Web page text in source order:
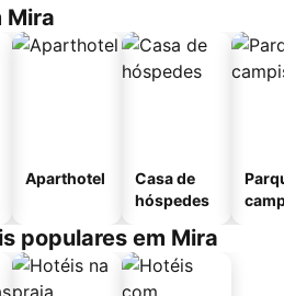
Mira
Aparthotel
Casa de
hóspedes
populares em Mira